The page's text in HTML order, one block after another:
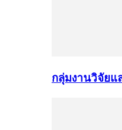
กลุ่มงานวิจัยแ